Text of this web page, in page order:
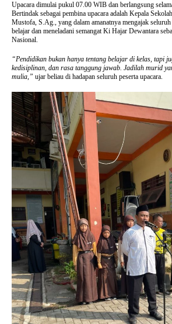
Upacara dimulai pukul 07.00 WIB dan berlangsung
Bertindak sebagai pembina upacara adalah Kepala
Mustofa, S.Ag., yang dalam amanatnya mengajak
belajar dan meneladani semangat Ki Hajar Dewantara
Nasional.
“Pendidikan bukan hanya tentang belajar di kelas, tapi
kedisiplinan, dan rasa tanggung jawab. Jadilah murid
mulia,” ujar beliau di hadapan seluruh peserta upacara.